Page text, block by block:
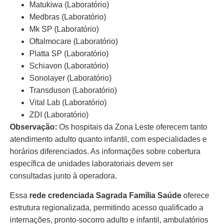
Matukiwa (Laboratório)
Medbras (Laboratório)
Mk SP (Laboratório)
Oftalmocare (Laboratório)
Platta SP (Laboratório)
Schiavon (Laboratório)
Sonolayer (Laboratório)
Transduson (Laboratório)
Vital Lab (Laboratório)
ZDI (Laboratório)
Observação: Os hospitais da Zona Leste oferecem tanto
atendimento adulto quanto infantil, com especialidades e
horários diferenciados. As informações sobre cobertura
específica de unidades laboratoriais devem ser
consultadas junto à operadora.
Essa rede credenciada Sagrada Família Saúde oferece
estrutura regionalizada, permitindo acesso qualificado a
internações, pronto-socorro adulto e infantil, ambulatórios